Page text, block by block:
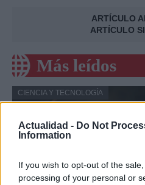
Actualidad - Do Not
Information
If you wish to opt-out of the
processing of your personal or
ARTÍCULO
ARTÍCULO
Más leídos
CIENCIA Y TECNOLOGÍA